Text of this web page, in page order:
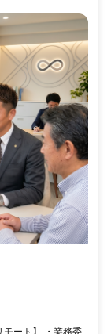
モート】 ・業務委